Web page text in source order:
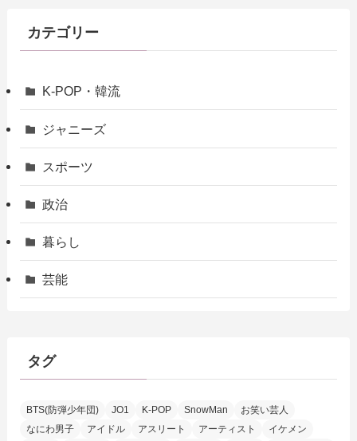
カテゴリー
K-POP・韓流
ジャニーズ
スポーツ
政治
暮らし
芸能
タグ
BTS(防弾少年団) JO1 K-POP SnowMan
お笑い芸人
なにわ男子
アイドル アスリート アーティスト
イケメン